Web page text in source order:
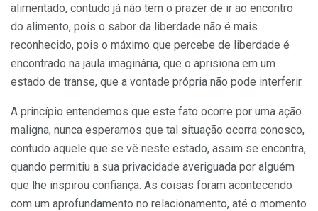
alimentado, contudo já não tem o prazer de ir ao encontro
do alimento, pois o sabor da liberdade não é mais
reconhecido, pois o máximo que percebe de liberdade é
encontrado na jaula imaginária, que o aprisiona em um
estado de transe, que a vontade própria não pode interferir.
A princípio entendemos que este fato ocorre por uma ação
maligna, nunca esperamos que tal situação ocorra conosco,
contudo aquele que se vê neste estado, assim se encontra,
quando permitiu a sua privacidade averiguada por alguém
que lhe inspirou confiança. As coisas foram acontecendo
com um aprofundamento no relacionamento, até o momento